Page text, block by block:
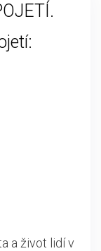
a život lidí v